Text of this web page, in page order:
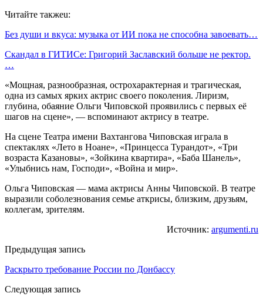
Читайте такжеu:
Без души и вкуса: музыка от ИИ пока не способна завоевать…
Скандал в ГИТИСе: Григорий Заславский больше не ректор.
…
«Мощная, разнообразная, острохарактерная и трагическая,
одна из самых ярких актрис своего поколения. Лиризм,
глубина, обаяние Ольги Чиповской проявились с первых её
шагов на сцене», — вспоминают актрису в театре.
На сцене Театра имени Вахтангова Чиповская играла в
спектаклях «Лето в Ноане», «Принцесса Турандот», «Три
возраста Казановы», «Зойкина квартира», «Баба Шанель»,
«Улыбнись нам, Господи», «Война и мир».
Ольга Чиповская — мама актрисы Анны Чиповской. В театре
выразили соболезнования семье аткрисы, близким, друзьям,
коллегам, зрителям.
Источник: argumenti.ru
Предыдущая запись
Раскрыто требование России по Донбассу
Следующая запись